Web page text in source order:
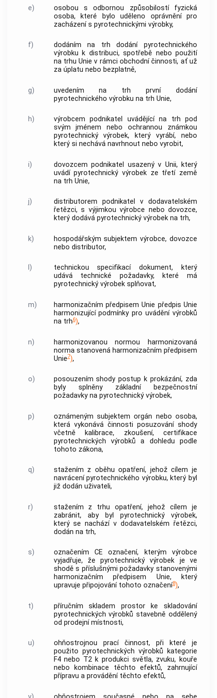
e) osobou s odbornou způsobilostífyzická
osoba, které bylo uděleno oprávnění pro
zacházení s pyrotechnickými výrobky,
f) dodáním na trh dodání pyrotechnického
výrobku k distribuci, spotřebě nebo použití
na trhu Unie v rámci obchodní činnosti, ať už
za úplatu nebo bezplatně,
g) uvedením na trh první dodání
pyrotechnického výrobku na trh Unie,
h) výrobcem podnikatel uvádějící na trh pod
svým jménem nebo ochrannou známkou
pyrotechnický výrobek, který vyrábí, nebo
který si nechává navrhnout nebo vyrobit,
i) dovozcem podnikatel usazený v Unii, který
uvádípyrotechnický výrobekze třetí země
na trh Unie,
j) distributorem podnikatel v dodavatelském
řetězci, s výjimkouvýrobce nebodovozce,
který dodává pyrotechnický výrobekna trh,
k) hospodářským subjektem výrobce,dovozce
nebo distributor,
l) technickou specifikací dokument, který
udává technické požadavky, které má
pyrotechnický výrobeksplňovat,
m) harmonizačním předpisem Unie předpis Unie
harmonizující podmínky pro uvádění výrobků
na trh6),
n) harmonizovanou normou
harmonizovaná
normastanovená harmonizačním předpisem
Unie7),
o) posouzením shody postup k prokázání, zda
byly splněny základní bezpečnostní
požadavky na pyrotechnický výrobek,
p) oznámeným subjektem orgán nebo osoba,
která vykonává činnosti posuzování shody
včetně kalibrace, zkoušení, certifikace
pyrotechnických výrobků a dohledu podle
tohoto zákona,
q) stažením z oběhu opatření, jehož cílem je
navrácenípyrotechnického výrobku, který byl
již dodán uživateli,
r) stažením z trhu opatření, jehož cílem je
zabránit, aby byl pyrotechnický výrobek,
který se nachází v dodavatelském řetězci,
dodán na trh,
s) označením CE označení, kterým výrobce
vyjadřuje, žepyrotechnický výrobek je ve
shodě s příslušnými požadavky stanovenými
harmonizačním předpisem Unie, který
upravuje připojování tohoto označení8),
t) příručním skladem prostor ke skladování
pyrotechnických výrobků stavebně oddělený
od prodejní místnosti,
u)
ohňostrojnou prací činnost, při které je
použito pyrotechnických výrobků kategorie
F4 nebo T2 k produkci světla, zvuku, kouře
nebo kombinace těchto efektů, zahrnující
přípravu a provádění těchto efektů,